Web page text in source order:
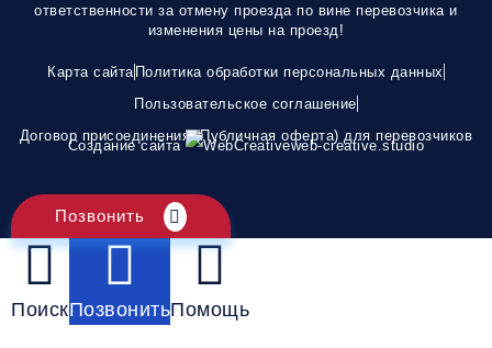
ответственности за отмену проезда по вине перевозчика и
изменения цены на проезд!
Карта сайта Политика обработки персональных данных
Пользовательское соглашение
Договор присоединения (Публичная оферта) для перевозчиков
Создание сайта web-creative.studio
Позвонить
ПоискПозвонитьПомощь